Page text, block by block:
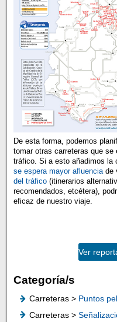
De esta forma, podemos
tomar otras carreteras que se
tráfico. Si a esto añadimos la
se espera mayor afluenciade
del tráfico (itinerarios
recomendados, etcétera),
eficaz de nuestro viaje.
Ver
Categoría/s
Carreteras > Puntos
Carreteras >